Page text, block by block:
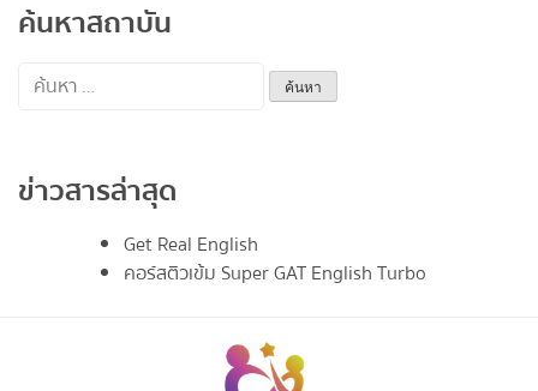
ค้นหาสถาบัน
ค้นหา
ข่าวสารล่าสุด
Get Real English
คอร์สติวเข้ม Super GAT English Turbo